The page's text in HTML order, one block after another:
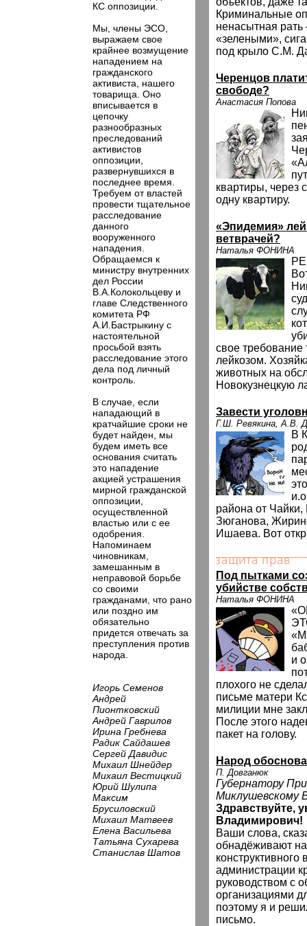
КС оппозиции.
Мы, члены ЭСО,
выражаем свое
крайнее возмущение
нападением на
гражданского
активиста, нашего
товарища. Оно
вписывается в
цепочку
разнообразных
преследований
активистов
оппозиции,
развернувшихся в
последнее время.
Требуем от властей
провести тщательное
расследование
данного
вооруженного
нападения.
Обращаемся к
министру внутренних
дел России
В.А.Колокольцеву и
главе Следственного
комитета РФ
А.И.Бастрыкину с
настоятельной
просьбой взять
расследование этого
дела под личный
контроль.
В случае, если
нападающий в
кратчайшие сроки не
будет найден, мы
будем иметь все
основания считать
это нападение
акцией устрашения
мирной гражданской
оппозиции,
осуществленной
властью или с ее
одобрения.
Напоминаем
чиновникам,
замешанным в
неправовой борьбе
со своими
гражданами, что рано
или поздно им
обязательно
придется отвечать за
преступления против
народа.
Игорь Семенов
Андрей
Пионтковский
Андрей Гаврилов
Ирина Гребнева
Радик Сайдашев
Сергей Давидис
Михаил Шнейдер
Михаил Вестицкий
Юрий Шулипа
Максим
Брусиловский
Михаил Матвеев
Елена Васильева
Татьяна Сухарева
Станислав Шатов
Криминальные
ненасытная
«зелеными»,
под крыло С.М.
Черенцов
свободе?
Анастасия Попова
квартиры, через
одну квартиру.
«Эпидемия»
ветврачей?
Наталья ФОНИНА
свое
лейкозом.
животных на
Новокузнецкую
Завести
Г.Ш. Ревякина, А.В.
В
района от
Зюганова,
Ишаева. Вот
Под пытками
убийстве
Наталья ФОНИНА
и
плохого не
письме матери
милиции мне
После этого
пакет на голову.
Народ
П. Довганюк
Губернатору
Миклушевскому
Здравствуйте,
Владимирович!
Ваши слова,
обнадёживают
конструктивного
администрации
руководством с
организациями
поэтому я и
письмо.